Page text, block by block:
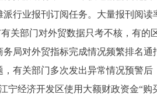
派行业报刊订阅任务。大量报刊阅
关部门对外贸数据只考不核，有
局对外贸指标完成情况频繁排名
有关部门多次发出异常情况预警
宁经济开发区使用大额财政资金“购